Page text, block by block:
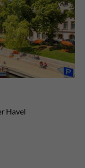
Havel